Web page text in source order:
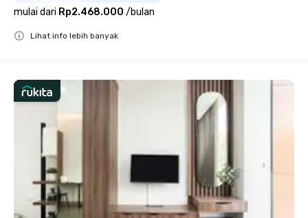
mulai dari Rp2.468.000 /bulan
Lihat info lebih banyak